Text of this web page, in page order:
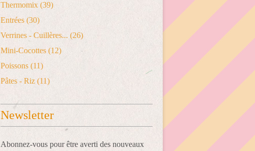
Thermomix (39)
Entrées (30)
Verrines - Cuillères... (26)
Mini-Cocottes (12)
Poissons (11)
Pâtes - Riz (11)
Newsletter
Abonnez-vous pour être averti des nouveaux